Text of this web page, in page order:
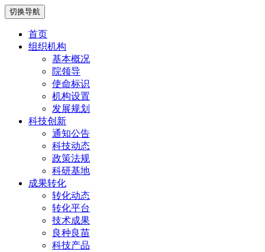
切换导航
首页
组织机构
基本概况
院领导
使命标识
机构设置
发展规划
科技创新
通知公告
科技动态
政策法规
科研基地
成果转化
转化动态
转化平台
技术成果
良种良苗
科技产品